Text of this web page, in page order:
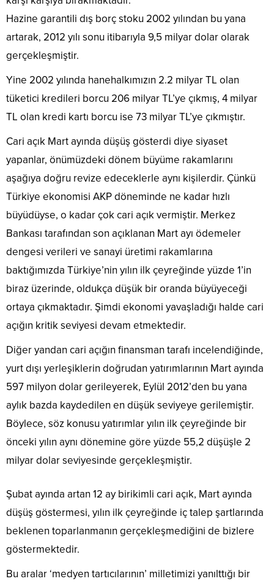
Hazine garantili dış borç stoku 2002 yılından bu yana
artarak, 2012 yılı sonu itibarıyla 9,5 milyar dolar olarak
gerçekleşmiştir.
Yine 2002 yılında hanehalkımızın 2.2 milyar TL olan
tüketici kredileri borcu 206 milyar TL’ye çıkmış, 4 milyar
TL olan kredi kartı borcu ise 73 milyar TL’ye çıkmıştır.
Cari açık Mart ayında düşüş gösterdi diye siyaset
yapanlar, önümüzdeki dönem büyüme rakamlarını
aşağıya doğru revize edeceklerle aynı kişilerdir. Çünkü
Türkiye ekonomisi AKP döneminde ne kadar hızlı
büyüdüyse, o kadar çok cari açık vermiştir. Merkez
Bankası tarafından son açıklanan Mart ayı ödemeler
dengesi verileri ve sanayi üretimi rakamlarına
baktığımızda Türkiye’nin yılın ilk çeyreğinde yüzde 1’in
biraz üzerinde, oldukça düşük bir oranda büyüyeceği
ortaya çıkmaktadır. Şimdi ekonomi yavaşladığı halde cari
açığın kritik seviyesi devam etmektedir.
Diğer yandan cari açığın finansman tarafı incelendiğinde,
yurt dışı yerleşiklerin doğrudan yatırımlarının Mart ayında
597 milyon dolar gerileyerek, Eylül 2012’den bu yana
aylık bazda kaydedilen en düşük seviyeye gerilemiştir.
Böylece, söz konusu yatırımlar yılın ilk çeyreğinde bir
önceki yılın aynı dönemine göre yüzde 55,2 düşüşle 2
milyar dolar seviyesinde gerçekleşmiştir.
Şubat ayında artan 12 ay birikimli cari açık, Mart ayında
düşüş göstermesi, yılın ilk çeyreğinde iç talep şartlarında
beklenen toparlanmanın gerçekleşmediğini de bizlere
göstermektedir.
Bu aralar ‘medyen tartıcılarının’ milletimizi yanılttığı bir